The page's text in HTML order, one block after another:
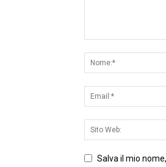
Salva il mio